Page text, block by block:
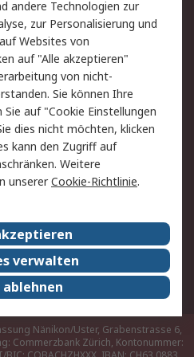
Datenschutz
Zahlungsbedingungen
Nachhaltigkeit
Presse-Center
Nänikon/Uster, Grabenstrasse 6,
Commerzbank Zürich, Kontonummer:
andere Technologien zur
zur Personalisierung und
Websites von
auf "Alle akzeptieren"
von nicht-
Sie können Ihre
auf "Cookie Einstellungen
dies nicht möchten, klicken
kann den Zugriff auf
Weitere
unsererCookie-Richtlinie.
verwalten